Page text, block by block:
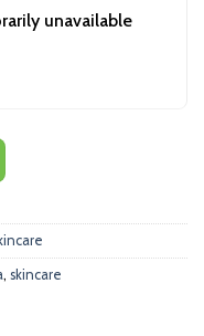
unavailable
B5 (40ml) quantity
, skincare